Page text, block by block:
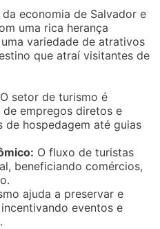
economia de Salvador e
uma rica herança
variedade de atrativos
que atraí visitantes de
O setor de turismo é
empregos diretos e
de hospedagem até guias
O fluxo de turistas
beneficiando comércios,
ajuda a preservar e
eventos e